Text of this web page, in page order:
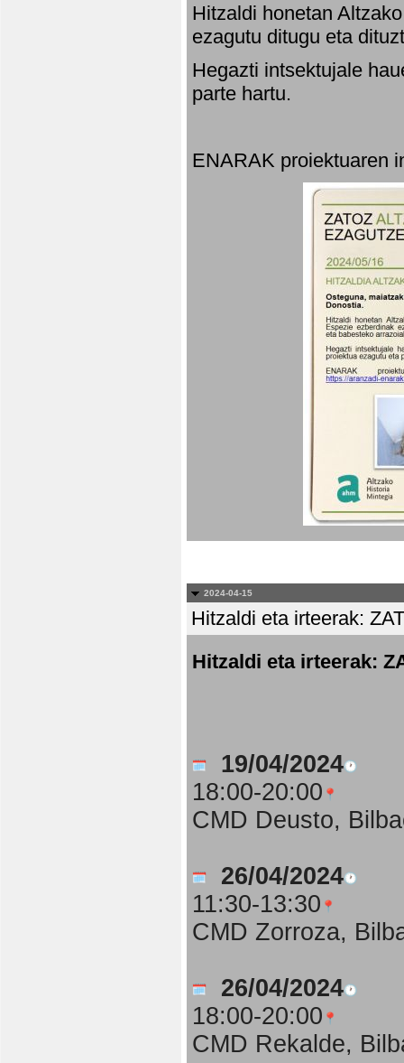
Hitzaldi honetan
ezagutu ditugu eta
Hegazti intsektujale
parte hartu.
ENARAK proiektuaren
2024-04-15
Hitzaldi eta irteerak:
Hitzaldi eta irteerak:
19/04/2024
18:00-20:00
CMD Deusto,
26/04/2024
11:30-13:30
CMD Zorroza,
26/04/2024
18:00-20:00
CMD Rekalde,